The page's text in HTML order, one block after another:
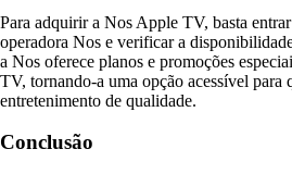
Para adquirir a Nos Apple TV, basta
operadora Nos e verificar a
a Nos oferece planos e promoções
TV, tornando-a uma opção acessível para
entretenimento de qualidade.
Conclusão